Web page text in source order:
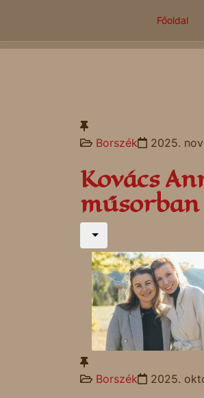
Főoldal
Borszék 2025.
Kovács
műsorban
Borszék 2025.